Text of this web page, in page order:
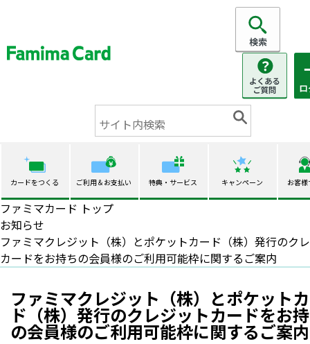
カードをつくる ご利用＆お支払い 特典・サービス キャンペーン お客
ファミマカード トップ
お知らせ
ファミマクレジット（株）とポケットカード（株）発行のク
カードをお持ちの会員様のご利用可能枠に関するご案内
ファミマクレジット（株）とポケット
ド（株）発行のクレジットカードをお
の会員様のご利用可能枠に関するご案内